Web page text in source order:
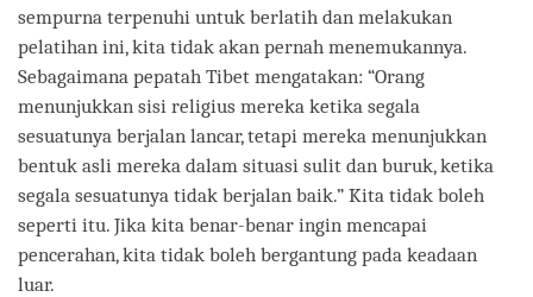
sempurna terpenuhi untuk berlatih dan melakukan
pelatihan ini, kita tidak akan pernah menemukannya.
Sebagaimana pepatah Tibet mengatakan: “Orang
menunjukkan sisi religius mereka ketika segala
sesuatunya berjalan lancar, tetapi mereka menunjukkan
bentuk asli mereka dalam situasi sulit dan buruk, ketika
segala sesuatunya tidak berjalan baik.” Kita tidak boleh
seperti itu. Jika kita benar-benar ingin mencapai
pencerahan, kita tidak boleh bergantung pada keadaan
luar.